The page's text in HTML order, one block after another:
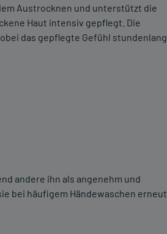
Austrocknen und unterstützt die
Haut intensiv gepflegt. Die
das gepflegte Gefühl stundenlang
andere ihn als angenehm und
bei häufigem Händewaschen erneut